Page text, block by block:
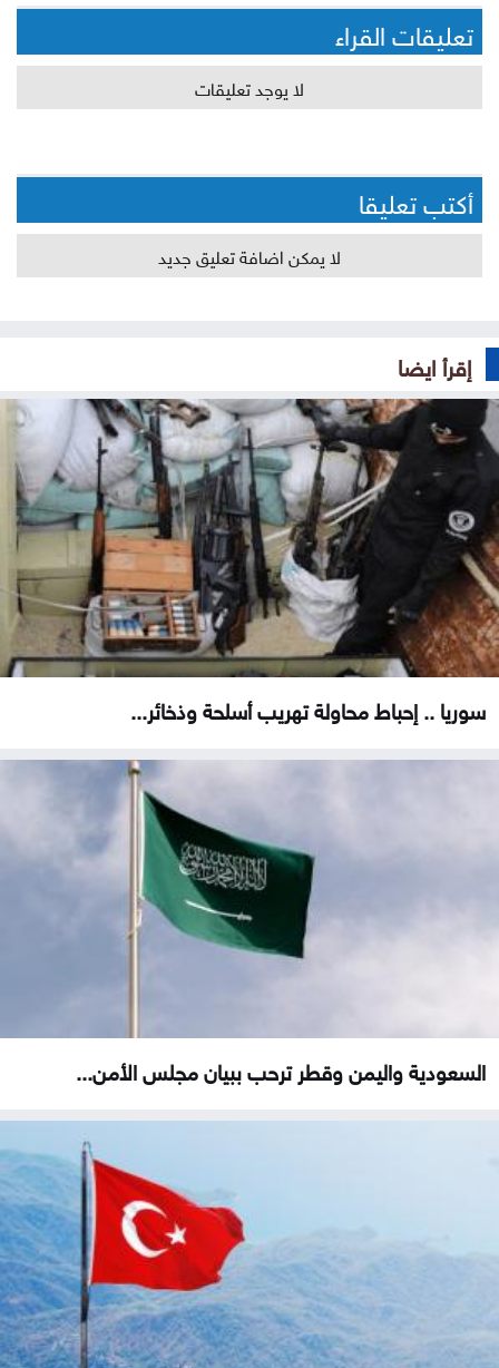
تعليقات القراء
لا يوجد تعليقات
أكتب تعليقا
لا يمكن اضافة تعليق جديد
إقرأ ايضا
سوريا .. إحباط محاولة تهريب أسلحة وذخائر...
السعودية واليمن وقطر ترحب ببيان مجلس الأمن...